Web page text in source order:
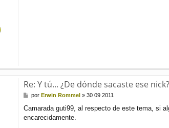
Re: Y tú... ¿De dónde sacaste ese nick?
M
n
s
por Erwin Rommel »30 09 2011
Camarada guti99, al respecto de este tema, si
encarecidamente.